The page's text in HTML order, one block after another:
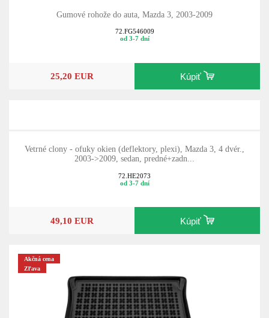
Gumové rohože do auta, Mazda 3, 2003-2009
72.FG546009
od 3-7 dní
25,20 EUR Kúpiť
Vetrné clony - ofuky okien (deflektory, plexi), Mazda 3, 4 dvér.,
2003->2009, sedan, predné+zadn...
72.HE2073
od 3-7 dní
49,10 EUR Kúpiť
Akčná cena
Zľava